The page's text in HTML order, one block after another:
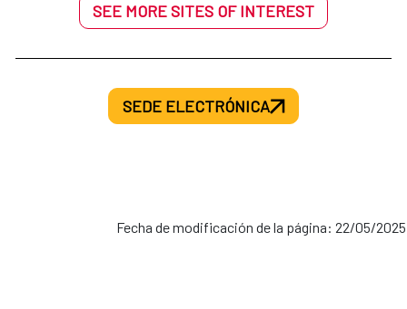
SEE MORE SITES OF INTEREST
SEDE ELECTRÓNICA
Fecha de modificación de la página: 22/05/2025